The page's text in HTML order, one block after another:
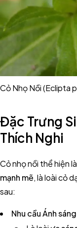
Cỏ Nhọ Nồi (Eclipta
Đặc Trưng
Thích Nghi
Cỏ nhọ nồi thể hiện
mạnh mẽ, là loài cỏ
sau:
Nhu cầu Ánh